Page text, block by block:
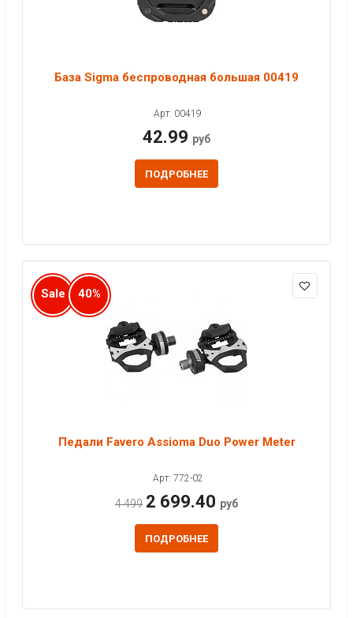
База Sigma беспроводная большая 00419
Арт: 00419
42.99 руб
ПОДРОБНЕЕ
Sale 40%
Педали Favero Assioma Duo Power Meter
Арт: 772-02
4 499 2 699.40 руб
ПОДРОБНЕЕ